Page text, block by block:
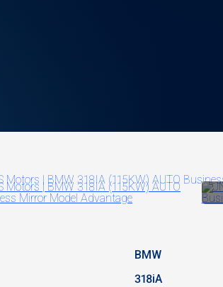
BMW
318iA